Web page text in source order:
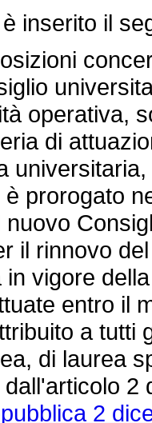
inserito il
operativa,
di
prorogato
il rinnovo
vigore
entro il
a tutti
di laurea
2